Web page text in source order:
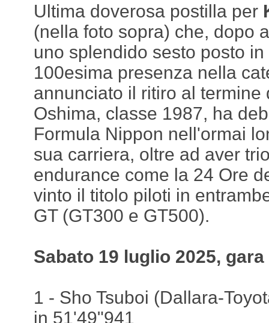
Ultima doverosa postilla per
(nella foto sopra) che, dopo
uno splendido sesto posto
100esima presenza nella
annunciato il ritiro al termine
Oshima, classe 1987, ha
Formula Nippon nell'ormai
sua carriera, oltre ad aver
endurance come la 24 Ore
vinto il titolo piloti in
GT (GT300 e GT500).
Sabato 19 luglio 2025, gara
1 - Sho Tsuboi (Dallara-
in 51'49"941